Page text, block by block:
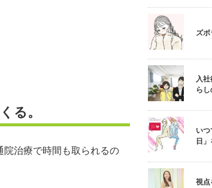
る。
治療で時間も取られるの
ズ
入
ら
い
日
視点